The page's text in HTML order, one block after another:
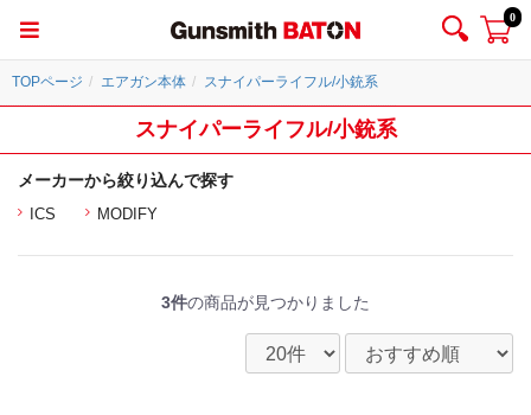
0
TOPページ エアガン本体 スナイパーライフル/小銃系
スナイパーライフル/小銃系
メーカーから絞り込んで探す
ICS MODIFY
3件の商品が見つかりました